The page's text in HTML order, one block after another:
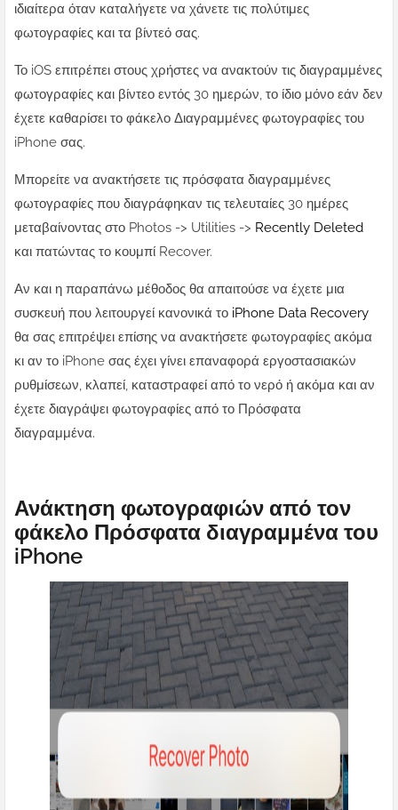
ιδιαίτερα όταν καταλήγετε να χάνετε τις πολύτιμες
φωτογραφίες και τα βίντεό σας.
Το iOS επιτρέπει στους χρήστες να ανακτούν τις διαγραμμένες
φωτογραφίες και βίντεο εντός 30 ημερών, το ίδιο μόνο εάν δεν
έχετε καθαρίσει το φάκελο Διαγραμμένες φωτογραφίες του
iPhone σας.
Μπορείτε να ανακτήσετε τις πρόσφατα διαγραμμένες
φωτογραφίες που διαγράφηκαν τις τελευταίες 30 ημέρες
μεταβαίνοντας στο Photos -> Utilities -> Recently Deleted
και πατώντας το κουμπί Recover.
Αν και η παραπάνω μέθοδος θα απαιτούσε να έχετε μια
συσκευή που λειτουργεί κανονικά το iPhone Data Recovery
θα σας επιτρέψει επίσης να ανακτήσετε φωτογραφίες ακόμα
κι αν το iPhone σας έχει γίνει επαναφορά εργοστασιακών
ρυθμίσεων, κλαπεί, καταστραφεί από το νερό ή ακόμα και αν
έχετε διαγράψει φωτογραφίες από το Πρόσφατα
διαγραμμένα.
Ανάκτηση φωτογραφιών από τον
φάκελο Πρόσφατα διαγραμμένα του
iPhone